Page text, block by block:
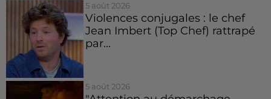
5 août 2026
Violences conjugales : le chef
Jean Imbert (Top Chef) rattrapé
par...
5 août 2026